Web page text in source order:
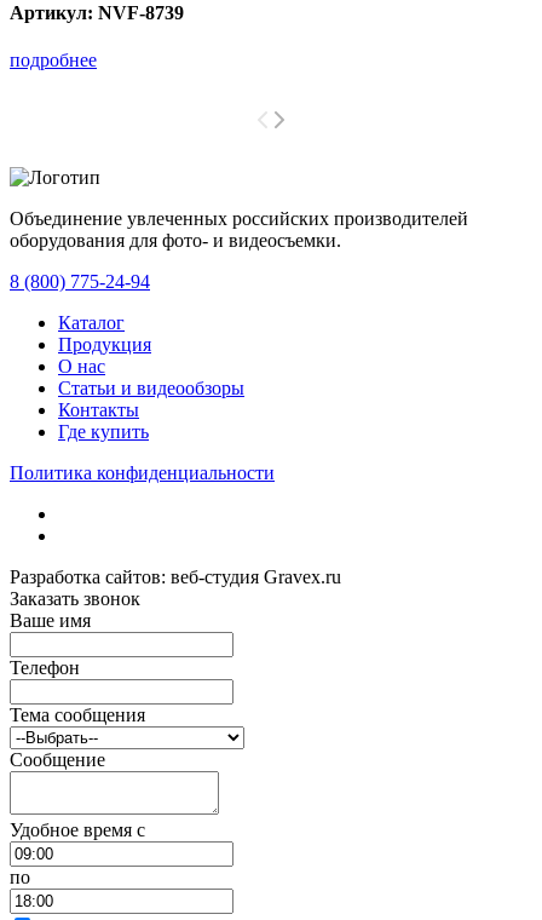
Артикул: NVF-8739
подробнее
Объединение увлеченных российских производителей
оборудования для фото- и видеосъемки.
8 (800) 775-24-94
Каталог
Продукция
О нас
Статьи и видеообзоры
Контакты
Где купить
Политика конфиденциальности
Разработка сайтов: веб-студия Gravex.ru
Заказать звонок
Ваше имя
Телефон
Тема сообщения
Сообщение
Удобное время c
по